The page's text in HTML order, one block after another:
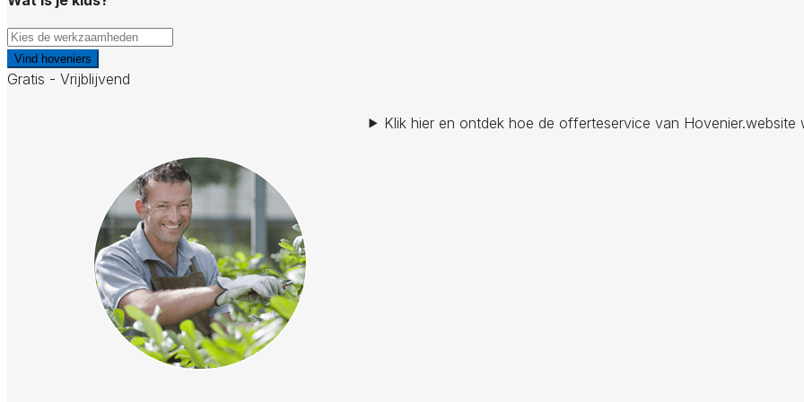
Vind hoveniers
Gratis - Vrijblijvend
Klik hier en ontdek hoe de offerteservice van Hovenier.website